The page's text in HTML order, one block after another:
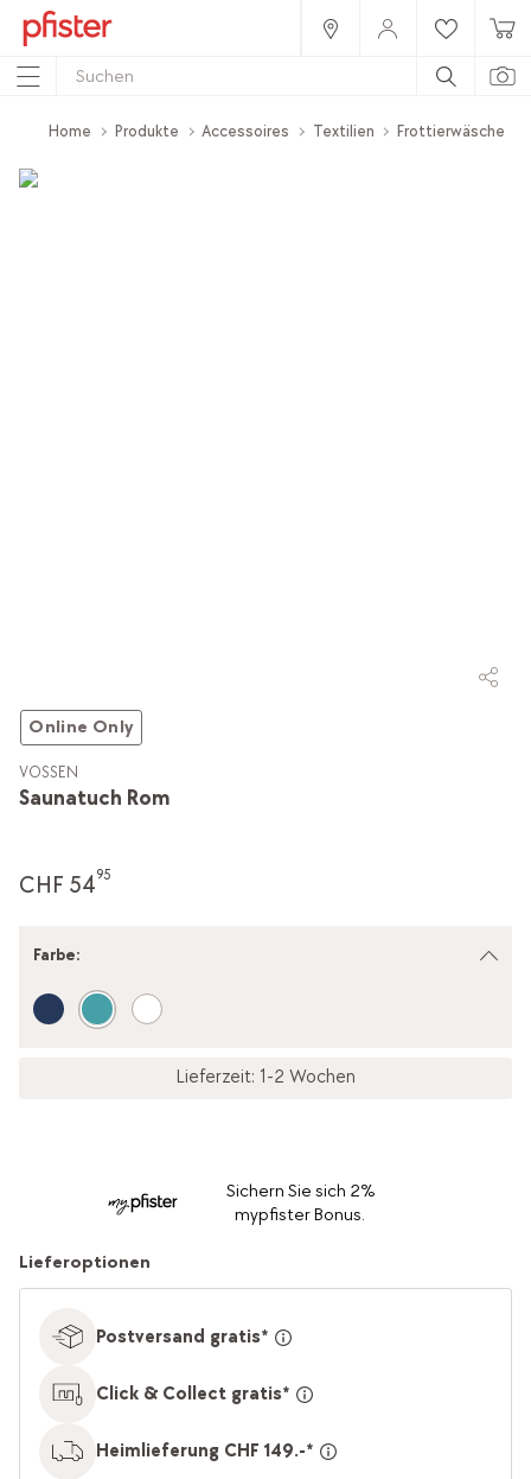
Home Produkte Accessoires Textilien Frottierwäsche
Online Only
Saunatuch Rom
VOSSEN
CHF 5495
Farbe:
Lieferzeit: 1-2 Wochen
Sichern Sie sich 2%
mypfister Bonus.
Lieferoptionen
Postversand gratis*
Click & Collect gratis*
Heimlieferung CHF 149.-*